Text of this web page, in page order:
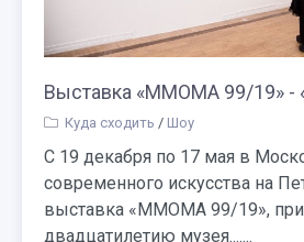
Выставка «ММОМА 99/19» -
Куда сходить / Шоу
С 19 декабря по 17 мая в
современного искусства на
выставка «ММОМА 99/19»,
двадцатилетию музея.......